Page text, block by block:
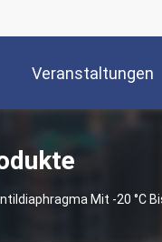
Veranstaltungen
Mit -20 °C